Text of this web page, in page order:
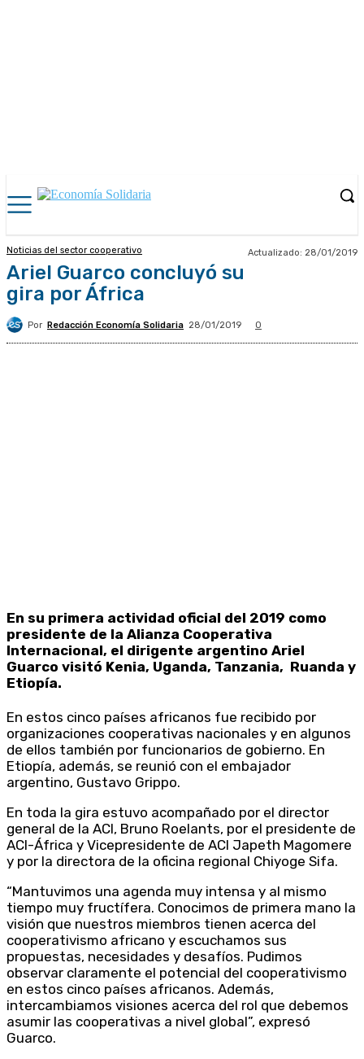
Noticias del sector cooperativo Actualizado: 28/01/2019
Ariel Guarco concluyó su
gira por África
Por Redacción Economía Solidaria 28/01/2019 0
En su primera actividad oficial del 2019 como
presidente de la Alianza Cooperativa
Internacional, el dirigente argentino Ariel
Guarco visitó Kenia, Uganda, Tanzania, Ruanda y
Etiopía.
En estos cinco países africanos fue recibido por
organizaciones cooperativas nacionales y en algunos
de ellos también por funcionarios de gobierno. En
Etiopía, además, se reunió con el embajador
argentino, Gustavo Grippo.
En toda la gira estuvo acompañado por el director
general de la ACI, Bruno Roelants, por el presidente de
ACI-África y Vicepresidente de ACI Japeth Magomere
y por la directora de la oficina regional Chiyoge Sifa.
“Mantuvimos una agenda muy intensa y al mismo
tiempo muy fructífera. Conocimos de primera mano la
visión que nuestros miembros tienen acerca del
cooperativismo africano y escuchamos sus
propuestas, necesidades y desafíos. Pudimos
observar claramente el potencial del cooperativismo
en estos cinco países africanos. Además,
intercambiamos visiones acerca del rol que debemos
asumir las cooperativas a nivel global”, expresó
Guarco.